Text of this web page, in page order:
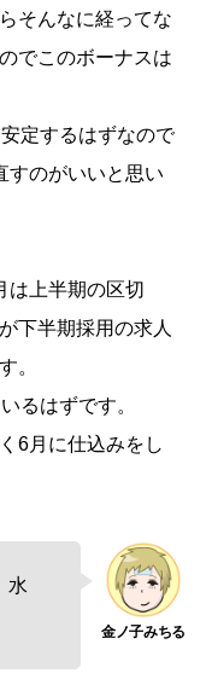
そんなに経ってな
でこのボーナスは
定するはずなので
すのがいいと思い
は上半期の区切
下半期採用の求人
。
るはずです。
6月に仕込みをし
水